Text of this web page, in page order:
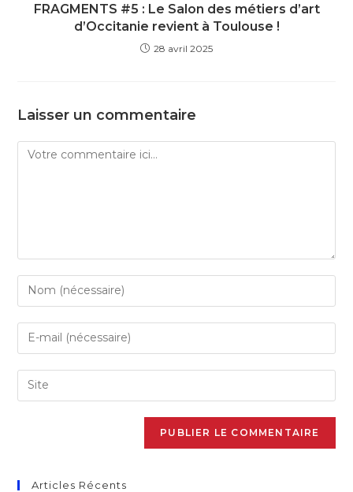
FRAGMENTS #5 : Le Salon des métiers d’art
d’Occitanie revient à Toulouse !
28 avril 2025
Laisser un commentaire
Articles Récents